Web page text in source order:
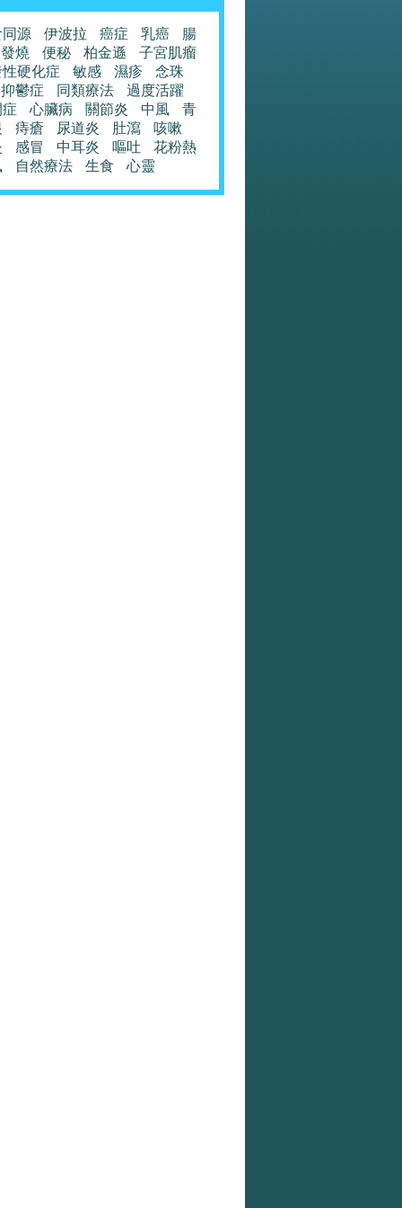
源 伊波拉 癌症 乳癌
腸
發燒
便秘 柏金遜
子宮肌瘤
硬化症
敏感 濕疹
念珠
抑鬱症
同類療法
過度活躍
心臟病 關節炎 中風
青
痔瘡 尿道炎 肚瀉
咳嗽
感冒 中耳炎 嘔吐
花粉熱
自然療法 生食 心靈